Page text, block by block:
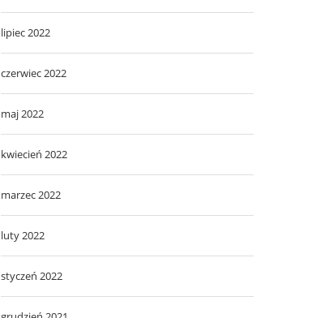
lipiec 2022
czerwiec 2022
maj 2022
kwiecień 2022
marzec 2022
luty 2022
styczeń 2022